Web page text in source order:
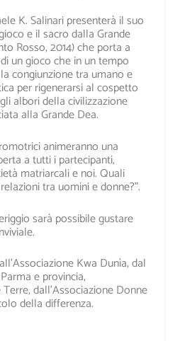
K. Salinari presenterà il suo
e il sacro dalla Grande
Rosso, 2014) che porta a
un gioco che in un tempo
congiunzione tra umano e
per rigenerarsi al cospetto
albori della civilizzazione
alla Grande Dea.
animeranno una
a tutti i partecipanti,
matriarcali e noi. Quali
tra uomini e donne?”.
sarà possibile gustare
.
Kwa Dunìa, dal
e provincia,
dall’Associazione Donne
della differenza.